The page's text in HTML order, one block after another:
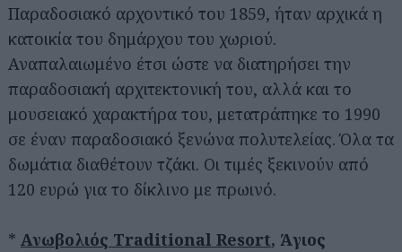
Παραδοσιακό αρχοντικό του 1859, ήταν αρχικά η
κατοικία του δημάρχου του χωριού.
Αναπαλαιωμένο έτσι ώστε να διατηρήσει την
παραδοσιακή αρχιτεκτονική του, αλλά και το
μουσειακό χαρακτήρα του, μετατράπηκε το 1990
σε έναν παραδοσιακό ξενώνα πολυτελείας. Όλα τα
δωμάτια διαθέτουν τζάκι. Οι τιμές ξεκινούν από
120 ευρώ για το δίκλινο με πρωινό.
* Ανωβολιός Traditional Resort, Άγιος